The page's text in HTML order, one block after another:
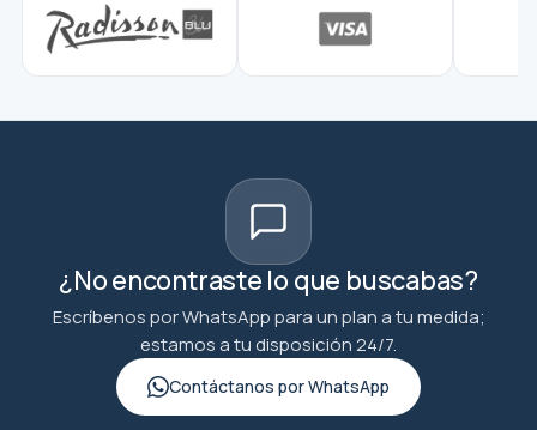
¿No encontraste lo que buscabas?
Escríbenos por WhatsApp para un plan a tu medida;
estamos a tu disposición 24/7.
Contáctanos por WhatsApp